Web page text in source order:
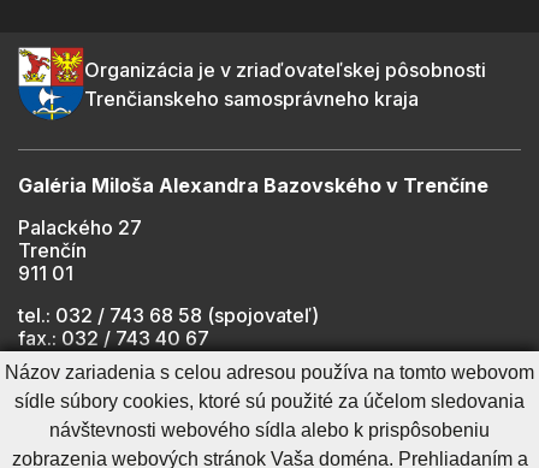
Organizácia je v zriaďovateľskej pôsobnosti
Trenčianskeho samosprávneho kraja
Galéria Miloša Alexandra Bazovského v Trenčíne
Palackého 27
Trenčín
911 01
tel.: 032 / 743 68 58 (spojovateľ)
fax.: 032 / 743 40 67
e-mail:
info@gmab.sk
Cookies nastavenie
Ochrana osobných údajov
Cookies - viac informácií
Vyhlásenie o prístupnosti
Názov zariadenia s celou adresou používa na tomto webovom
sídle súbory cookies, ktoré sú použité za účelom sledovania
návštevnosti webového sídla alebo k prispôsobeniu
zobrazenia webových stránok Vaša doména. Prehliadaním a